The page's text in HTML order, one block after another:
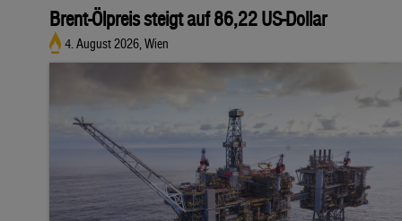
Brent-Ölpreis steigt auf 86,22 US-Dollar
4. August 2026, Wien